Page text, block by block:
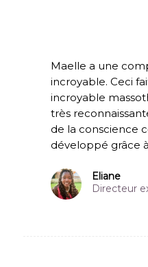
Maelle a une
incroyable. Ceci
incroyable
très
de la conscience
développé grâce
Eliane
Directeur